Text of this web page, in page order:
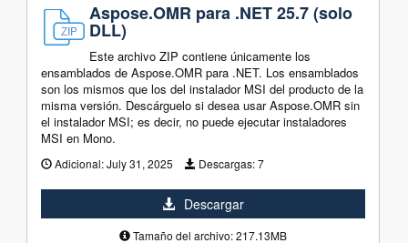
Aspose.OMR para .NET 25.7 (solo
DLL)
Este archivo ZIP contiene únicamente los
ensamblados de Aspose.OMR para .NET. Los ensamblados
son los mismos que los del instalador MSI del producto de la
misma versión. Descárguelo si desea usar Aspose.OMR sin
el instalador MSI; es decir, no puede ejecutar instaladores
MSI en Mono.
Adicional:July 31, 2025 Descargas:7
Descargar
Tamaño del archivo: 217.13MB